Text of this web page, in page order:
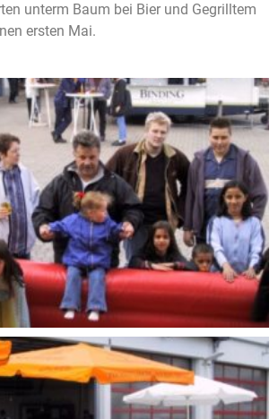
unterm Baum bei Bier und Gegrilltem
ersten Mai.